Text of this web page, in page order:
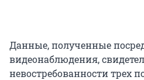
Данные, полученные
видеонаблюдения,
невостребованности трех